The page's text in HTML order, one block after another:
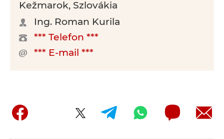
Kežmarok, Szlovákia
Ing. Roman Kurila
*** Telefon ***
*** E-mail ***